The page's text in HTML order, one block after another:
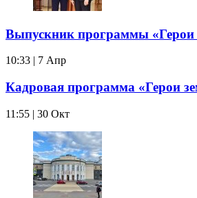
Выпускник программы «Герои
10:33 | 7 Апр
Кадровая программа «Герои
11:55 | 30 Окт